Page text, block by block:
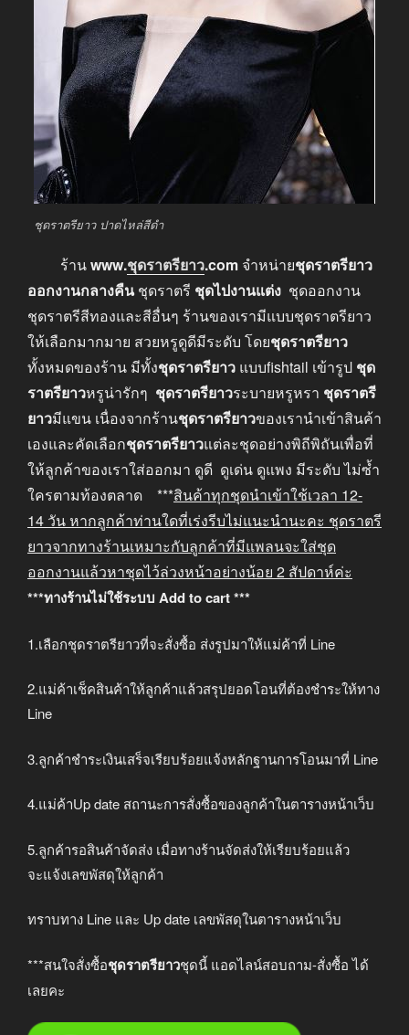
ชุดราตรียาว ปาดไหล่สีดำ
ร้านwww.ชุดราตรียาว.com จำหน่ายชุดราตรียาว
ออกงานกลางคืนชุดราตรี ชุดไปงานแต่ง ชุดออกงาน
ชุดราตรีสีทองและสีอื่นๆ ร้านของเรามีแบบชุดราตรียาว
ให้เลือกมากมาย สวยหรูดูดีมีระดับ โดยชุดราตรียาว
ทั้งหมดของร้าน มีทั้งชุดราตรียาว แบบfishtail เข้ารูป ชุด
ราตรียาวหรูน่ารักๆ ชุดราตรียาวระบายหรูหรา ชุดราตรี
ยาวมีแขน เนื่องจากร้านชุดราตรียาวของเรานำเข้าสินค้า
เองและคัดเลือกชุดราตรียาวแต่ละชุดอย่างพิถีพิถันเพื่อที่
ให้ลูกค้าของเราใส่ออกมา ดูดี ดูเด่น ดูแพง มีระดับ ไม่ซ้ำ
ใครตามท้องตลาด ***สินค้าทุกชุดนำเข้าใช้เวลา 12-
14 วัน หากลูกค้าท่านใดที่เร่งรีบไม่แนะนำนะคะ ชุดราตรี
ยาวจากทางร้านเหมาะกับลูกค้าที่มีแพลนจะใส่ชุด
ออกงานแล้วหาชุดไว้ล่วงหน้าอย่างน้อย 2 สัปดาห์ค่ะ
***ทางร้านไม่ใช้ระบบ Add to cart ***
1.เลือกชุดราตรียาวที่จะสั่งซื้อ ส่งรูปมาให้แม่ค้าที่ Line
2.แม่ค้าเช็คสินค้าให้ลูกค้าแล้วสรุปยอดโอนที่ต้องชำระให้ทาง
Line
3.ลูกค้าชำระเงินเสร็จเรียบร้อยแจ้งหลักฐานการโอนมาที่ Line
4.แม่ค้าUp date สถานะการสั่งซื้อของลูกค้าในตารางหน้าเว็บ
5.ลูกค้ารอสินค้าจัดส่ง เมื่อทางร้านจัดส่งให้เรียบร้อยแล้ว
จะแจ้งเลขพัสดุให้ลูกค้า
ทราบทาง Line และ Up date เลขพัสดุในตารางหน้าเว็บ
***สนใจสั่งซื้อชุดราตรียาวชุดนี้ แอดไลน์สอบถาม-สั่งซื้อ ได้
เลยคะ